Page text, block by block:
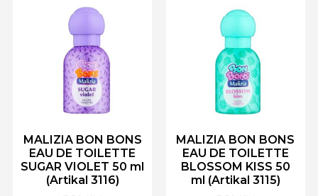
MALIZIA BON BONS
EAU DE TOILETTE
SUGAR VIOLET 50 ml
(Artikal 3116)
MALIZIA BON BONS
EAU DE TOILETTE
BLOSSOM KISS 50
ml (Artikal 3115)